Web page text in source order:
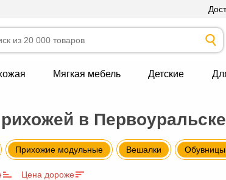
Мягкая мебель Детские
в Первоуральске
Прихожие модульные Вешалки Обувницы
Цена дороже